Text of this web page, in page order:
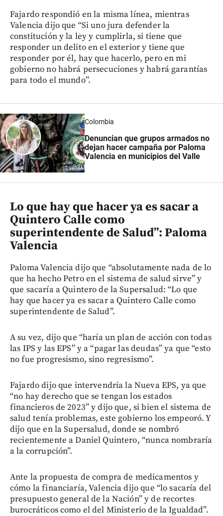
Fajardo respondió en la misma línea, mientras
Valencia dijo que “Si uno jura defender la
constitución y la ley y cumplirla, si tiene que
responder un delito en el exterior y tiene que
responder por él, hay que hacerlo, pero en mi
gobierno no habrá persecuciones y habrá garantías
para todo el mundo”.
Colombia
Denuncian que grupos armados no
dejan hacer campaña por Paloma
Valencia en municipios del Valle
Lo que hay que hacer ya es sacar a
Quintero Calle como
superintendente de Salud”: Paloma
Valencia
Paloma Valencia dijo que “absolutamente nada de lo
que ha hecho Petro en el sistema de salud sirve” y
que sacaría a Quintero de la Supersalud: “Lo que
hay que hacer ya es sacar a Quintero Calle como
superintendente de Salud”.
A su vez, dijo que “haría un plan de acción con todas
las IPS y las EPS” y a “pagar las deudas” ya que “esto
no fue progresismo, sino regresismo”.
Fajardo dijo que intervendría la Nueva EPS, ya que
“no hay derecho que se tengan los estados
financieros de 2023” y dijo que, si bien el sistema de
salud tenía problemas, este gobierno los empeoró. Y
dijo que en la Supersalud, donde se nombró
recientemente a Daniel Quintero, “nunca nombraría
a la corrupción”.
Ante la propuesta de compra de medicamentos y
cómo la financiaría, Valencia dijo que “lo sacaría del
presupuesto general de la Nación” y de recortes
burocráticos como el del Ministerio de la Igualdad”.